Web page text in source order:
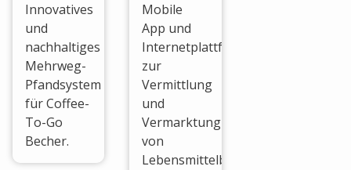
Innovatives
und
nachhaltiges
Mehrweg-
Pfandsystem
für Coffee-
To-Go
Becher.
Mobile
App und
Internetplattform
zur
Vermittlung
und
Vermarktung
von
Lebensmittelbestellungen.